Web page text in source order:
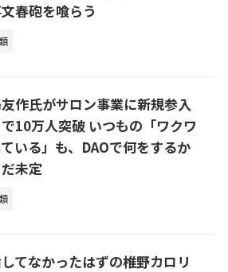
春砲を喰らう
作氏がサロン事業に新規参入
10万人突破 いつもの「ワクワ
いる」も、DAOで何をするか
未定
てなかったはずの椎野カロリ